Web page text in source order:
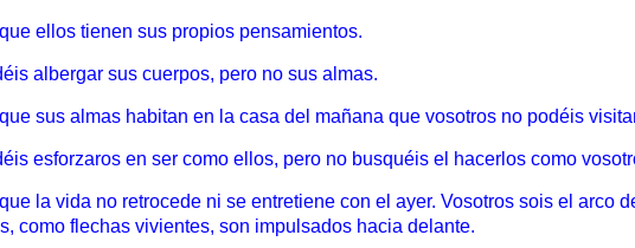
ellos tienen sus propios pensamientos.
albergar sus cuerpos, pero no sus almas.
sus almas habitan en la casa del mañana que vosotros no podéis
esforzaros en ser como ellos, pero no busquéis el hacerlos como
la vida no retrocede ni se entretiene con el ayer. Vosotros sois el arco
como flechas vivientes, son impulsados hacia delante.